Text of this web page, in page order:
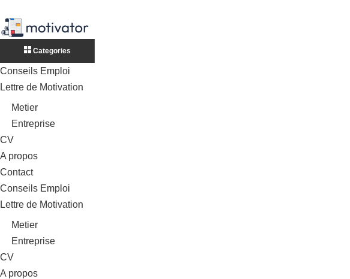
Categories
Conseils Emploi
Lettre de Motivation
Metier
Entreprise
CV
A propos
Contact
Conseils Emploi
Lettre de Motivation
Metier
Entreprise
CV
A propos